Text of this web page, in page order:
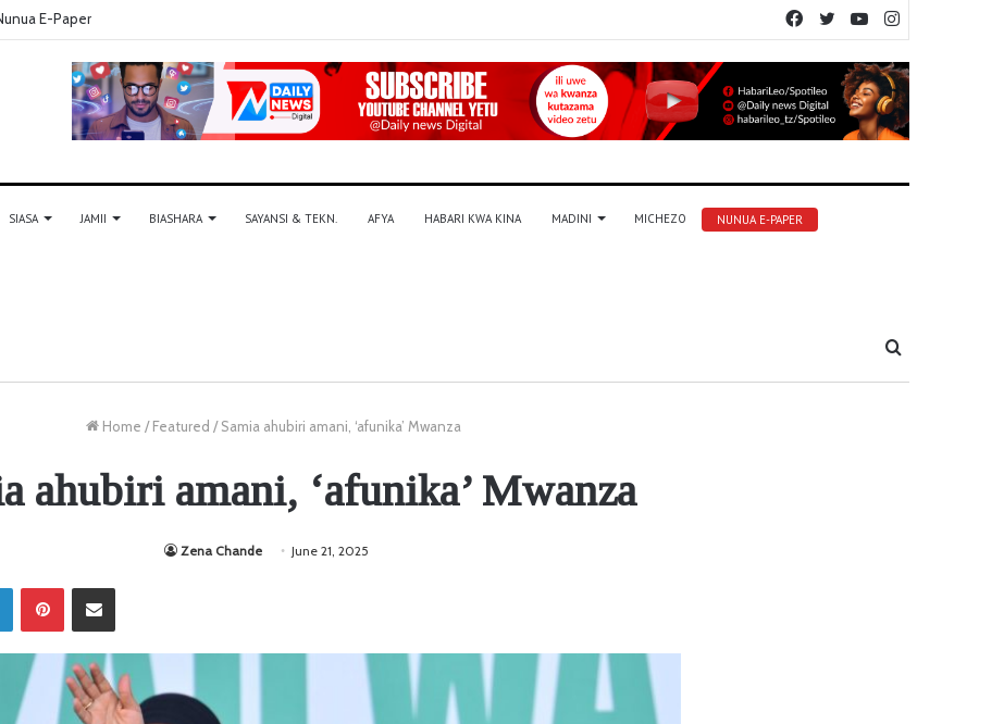
E-Paper YouTube
Twitter
Facebook
SIASA JAMII BIASHARA SAYANSI & TEKN. AFYA HABARI KWA KINA MADINI MICHEZO NUNUA E-PAPER
Tafuta
Home / Featured / Samia ahubiri amani, ‘afunika’ Mwanza
ahubiri amani, ‘afunika’ Mwanza
Zena Chande June 21, 2025
LinkedIn